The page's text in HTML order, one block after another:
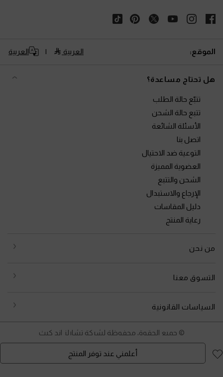
أعلمني عند توفر المنتج
الموقع: العربية العربية
هل تحتاج مساعدة؟
تتبّع حالة الطلب
تتبع حالة الشحن
الأسئلة الشائعة
اتصل بنا
التوعية ضد الاحتيال
العضوية المميزة
الشحن والتتبع
الإرجاع والاستبدال
دليل المقاسات
رعاية المنتج
من نحن
التسوق معنا
السياسات القانونية
© جميع الحقوق محفوظة لشركة تشارلز اند كيث